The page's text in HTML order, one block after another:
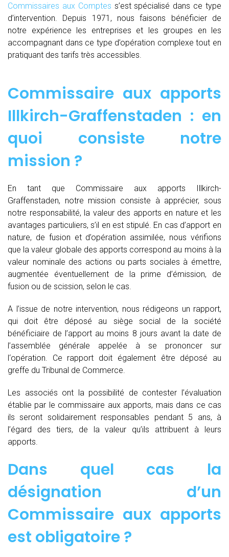
Commissaires aux Comptes s’est spécialisé dans ce type
d’intervention. Depuis 1971, nous faisons bénéficier de
notre expérience les entreprises et les groupes en les
accompagnant dans ce type d’opération complexe tout en
pratiquant des tarifs très accessibles.
Commissaire aux apports
Illkirch-Graffenstaden : en
quoi consiste notre
mission ?
En tant que Commissaire aux apports Illkirch-
Graffenstaden, notre mission consiste à apprécier, sous
notre responsabilité, la valeur des apports en nature et les
avantages particuliers, s’il en est stipulé. En cas d’apport en
nature, de fusion et d’opération assimilée, nous vérifions
que la valeur globale des apports correspond au moins à la
valeur nominale des actions ou parts sociales à émettre,
augmentée éventuellement de la prime d’émission, de
fusion ou de scission, selon le cas.
A l’issue de notre intervention, nous rédigeons un rapport,
qui doit être déposé au siège social de la société
bénéficiaire de l’apport au moins 8 jours avant la date de
l’assemblée générale appelée à se prononcer sur
l‘opération. Ce rapport doit également être déposé au
greffe du Tribunal de Commerce.
Les associés ont la possibilité de contester l’évaluation
établie par le commissaire aux apports, mais dans ce cas
ils seront solidairement responsables pendant 5 ans, à
l’égard des tiers, de la valeur qu’ils attribuent à leurs
apports.
Dans quel cas la
désignation d’un
Commissaire aux apports
est obligatoire ?